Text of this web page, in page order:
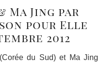
Ma Jing par
pour Elle
2012
du Sud) et Ma Jing